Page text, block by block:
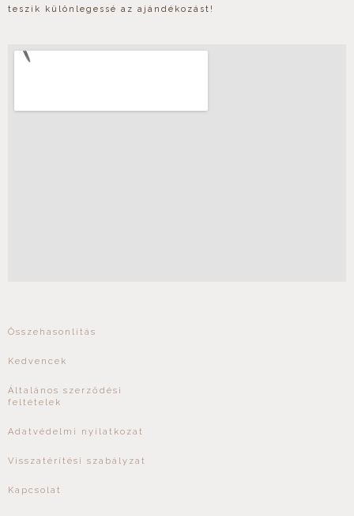
teszik különlegessé az ajándékozást!
Összehasonlítás
Kedvencek
Általános szerződési
feltételek
Adatvédelmi nyilatkozat
Visszatérítési szabályzat
Kapcsolat